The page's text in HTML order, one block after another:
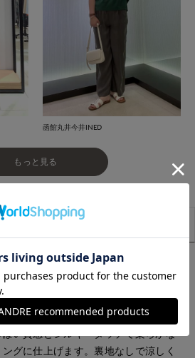
函館丸井今井INED
もっと見る
ブリル素材で美しいシルエットのワイ
様とタック使いでリラックスした穿
にドロストを通しているのでサイズ
い質感とシルキータッチで柔らかな
グに仕上げます。裏地なしで涼しく